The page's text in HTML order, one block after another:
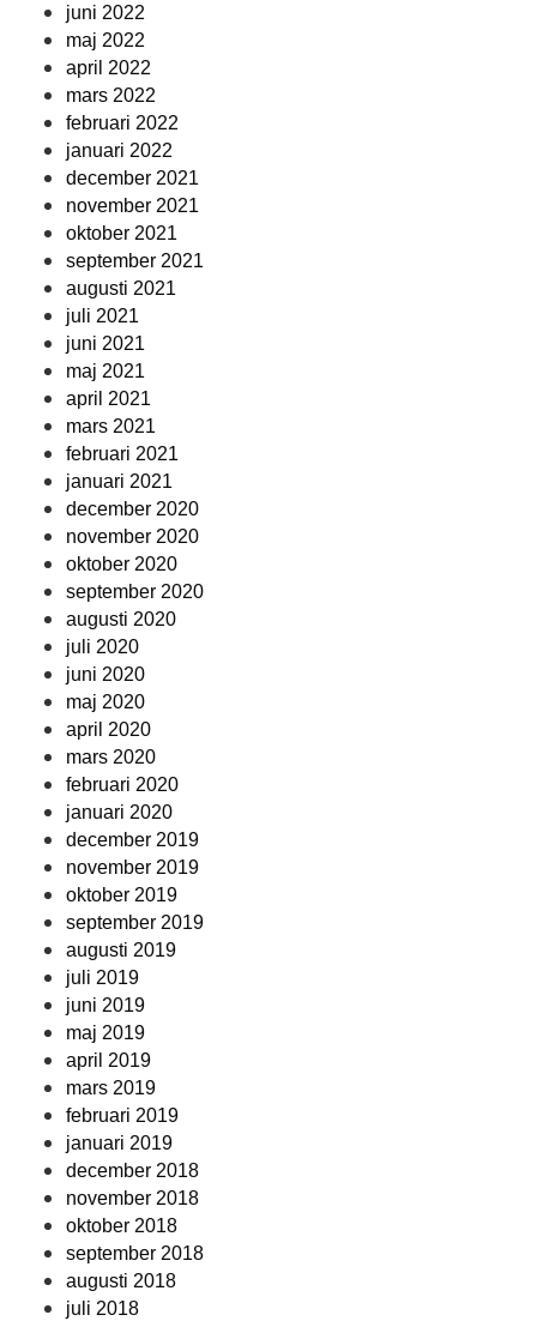
juni 2022
maj 2022
april 2022
mars 2022
februari 2022
januari 2022
december 2021
november 2021
oktober 2021
september 2021
augusti 2021
juli 2021
juni 2021
maj 2021
april 2021
mars 2021
februari 2021
januari 2021
december 2020
november 2020
oktober 2020
september 2020
augusti 2020
juli 2020
juni 2020
maj 2020
april 2020
mars 2020
februari 2020
januari 2020
december 2019
november 2019
oktober 2019
september 2019
augusti 2019
juli 2019
juni 2019
maj 2019
april 2019
mars 2019
februari 2019
januari 2019
december 2018
november 2018
oktober 2018
september 2018
augusti 2018
juli 2018